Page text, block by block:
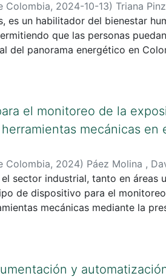
Colombia, 2024-10-13) Triana
es un habilitador del bienestar
que las personas
del panorama energético en
de acceso a energía de la
existen grandes desigualdades;
energético y que aun cocina
necesidades y proporcionar los
tengan acceso a
.
el monitoreo de la
mecánicas
Colombia, 2024) Páez Molina ,
sector industrial, tanto en áreas
de dispositivo para el
mecánicas mediante la
trabajo aplica los
y